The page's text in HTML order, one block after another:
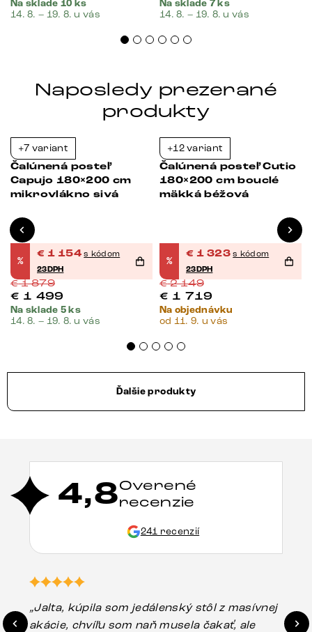
Na sklade 10 ks
14. 8. – 19. 8. u vás
Na sklade 7 ks
14. 8. – 19. 8. u vás
Naposledy prezerané
produkty
+7 variant
Čalúnená posteľ
Capujo 180×200 cm
mikrovlákno sivá
%
€ 1 154 s kódom
23DPH
€1 879
€ 1 499
Na sklade 5 ks
14. 8. – 19. 8. u vás
+12 variant
Čalúnená posteľ Cutio
180×200 cm bouclé
mäkká béžová
%
€ 1 323 s kódom
23DPH
€2 149
€ 1 719
Na objednávku
od 11. 9. u vás
Ďalšie produkty
4,8Overené
recenzie
241 recenzií
„Jalta, kúpila som jedálenský stôl z masívnej
akácie, chvíľu som naň musela čakať, ale